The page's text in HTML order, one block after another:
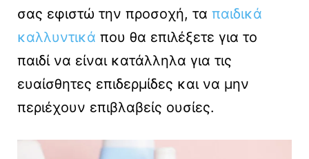
σας εφιστώ την προσοχή, τα παιδικά
καλλυντικά που θα επιλέξετε για το
παιδί να είναι κατάλληλα για τις
ευαίσθητες επιδερμίδες και να μην
περιέχουν επιβλαβείς ουσίες.